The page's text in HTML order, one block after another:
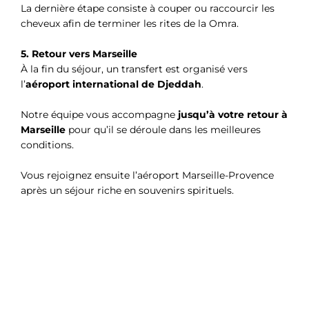
La dernière étape consiste à couper ou raccourcir les
cheveux afin de terminer les rites de la Omra.
5. Retour vers Marseille
À la fin du séjour, un transfert est organisé vers
l’aéroport international de Djeddah.
Notre équipe vous accompagne jusqu’à votre retour à
Marseille pour qu’il se déroule dans les meilleures
conditions.
Vous rejoignez ensuite l’aéroport Marseille-Provence
après un séjour riche en souvenirs spirituels.